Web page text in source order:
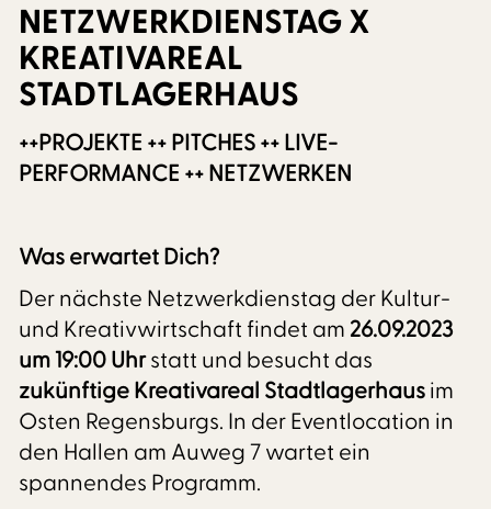
NETZWERKDIENSTAG X
KREATIVAREAL
STADTLAGERHAUS
++PROJEKTE ++ PITCHES ++ LIVE-
PERFORMANCE ++ NETZWERKEN
Was erwartet Dich?
Der nächste Netzwerkdienstag der Kultur-
und Kreativwirtschaft findet am 26.09.2023
um 19:00 Uhrstatt und besucht das
zukünftige Kreativareal Stadtlagerhausim
Osten Regensburgs. In der Eventlocation in
den Hallen am Auweg 7 wartet ein
spannendes Programm.